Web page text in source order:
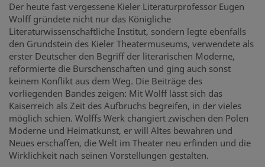
Der heute fast vergessene Kieler Literaturprofessor Eugen
Wolff gründete nicht nur das Königliche
Literaturwissenschaftliche Institut, sondern legte ebenfalls
den Grundstein des Kieler Theatermuseums, verwendete als
erster Deutscher den Begriff der literarischen Moderne,
reformierte die Burschenschaften und ging auch sonst
keinem Konflikt aus dem Weg. Die Beiträge des
vorliegenden Bandes zeigen: Mit Wolff lässt sich das
Kaiserreich als Zeit des Aufbruchs begreifen, in der vieles
möglich schien. Wolffs Werk changiert zwischen den Polen
Moderne und Heimatkunst, er will Altes bewahren und
Neues erschaffen, die Welt im Theater neu erfinden und die
Wirklichkeit nach seinen Vorstellungen gestalten.